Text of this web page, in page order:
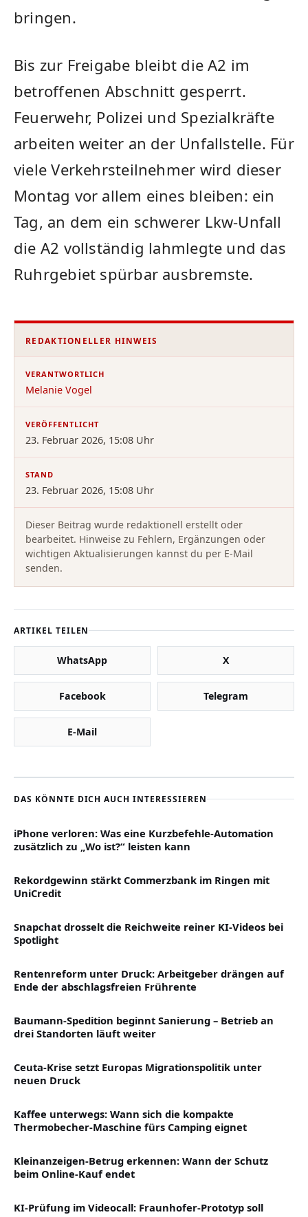
bringen.
Bis zur Freigabe bleibt die A2 im
betroffenen Abschnitt gesperrt.
Feuerwehr, Polizei und Spezialkräfte
arbeiten weiter an der Unfallstelle. Für
viele Verkehrsteilnehmer wird dieser
Montag vor allem eines bleiben: ein
Tag, an dem ein schwerer Lkw-Unfall
die A2 vollständig lahmlegte und das
Ruhrgebiet spürbar ausbremste.
REDAKTIONELLER HINWEIS
VERANTWORTLICH
Melanie Vogel
VERÖFFENTLICHT
23. Februar 2026, 15:08 Uhr
STAND
23. Februar 2026, 15:08 Uhr
Dieser Beitrag wurde redaktionell erstellt oder
bearbeitet. Hinweise zu Fehlern, Ergänzungen oder
wichtigen Aktualisierungen kannst du per E-Mail
senden.
ARTIKEL TEILEN
WhatsApp X
Facebook Telegram
E-Mail
DAS KÖNNTE DICH AUCH INTERESSIEREN
iPhone verloren: Was eine Kurzbefehle-Automation
zusätzlich zu „Wo ist?“ leisten kann
Rekordgewinn stärkt Commerzbank im Ringen mit
UniCredit
Snapchat drosselt die Reichweite reiner KI-Videos bei
Spotlight
Rentenreform unter Druck: Arbeitgeber drängen auf
Ende der abschlagsfreien Frührente
Baumann-Spedition beginnt Sanierung – Betrieb an
drei Standorten läuft weiter
Ceuta-Krise setzt Europas Migrationspolitik unter
neuen Druck
Kaffee unterwegs: Wann sich die kompakte
Thermobecher-Maschine fürs Camping eignet
Kleinanzeigen-Betrug erkennen: Wann der Schutz
beim Online-Kauf endet
KI-Prüfung im Videocall: Fraunhofer-Prototyp soll